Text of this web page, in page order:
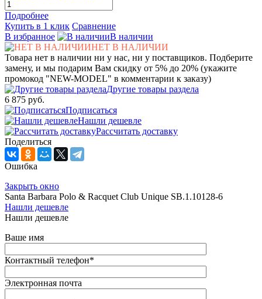
Подробнее
Купить в 1 клик Сравнение
В избранное
В наличии
НЕТ В НАЛИЧИИ
Товара нет в наличии ни у нас, ни у поставщиков. Подберите
замену, и мы подарим Вам скидку от 5% до 20% (укажите
промокод "NEW-MODEL" в комментарии к заказу)
Другие товары раздела
6 875 руб.
Подписаться
Нашли дешевле
Рассчитать доставку
Поделиться
Ошибка
Закрыть окно
Santa Barbara Polo & Racquet Club Unique SB.1.10128-6
Нашли дешевле
Нашли дешевле
Ваше имя
Контактный телефон*
Электронная почта